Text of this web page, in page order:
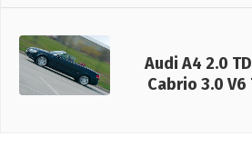
Audi A4 2.0
Cabrio 3.0